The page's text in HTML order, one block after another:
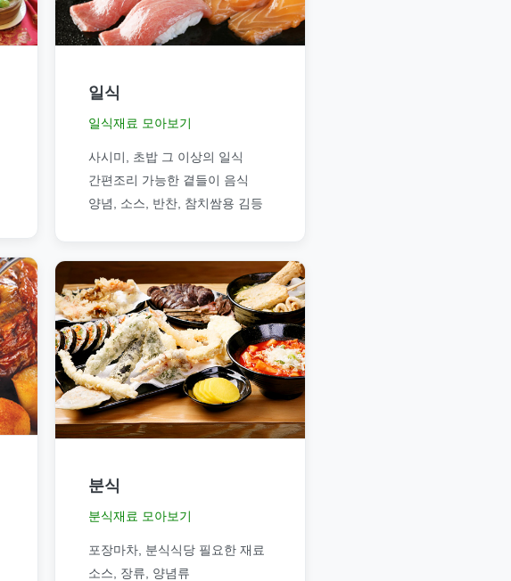
일식
일식재료 모아보기
사시미, 초밥 그 이상의 일식
간편조리 가능한 곁들이 음식
양념, 소스, 반찬, 참치쌈용 김등
분식
분식재료 모아보기
포장마차, 분식식당 필요한 재료
소스, 장류, 양념류